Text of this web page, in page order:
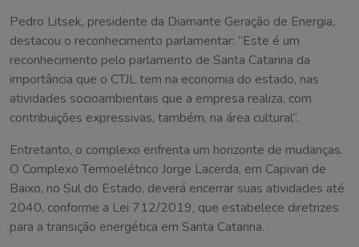
Pedro Litsek, presidente da Diamante Geração de Energia,
destacou o reconhecimento parlamentar: “Este é um
reconhecimento pelo parlamento de Santa Catarina da
importância que o CTJL tem na economia do estado, nas
atividades socioambientais que a empresa realiza, com
contribuições expressivas, também, na área cultural”.
Entretanto, o complexo enfrenta um horizonte de mudanças.
O Complexo Termoelétrico Jorge Lacerda, em Capivari de
Baixo, no Sul do Estado, deverá encerrar suas atividades até
2040, conforme a Lei 712/2019, que estabelece diretrizes
para a transição energética em Santa Catarina.